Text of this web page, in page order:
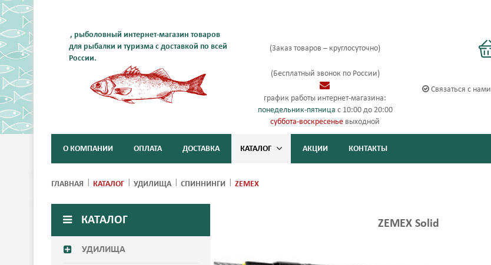
, рыболовный интернет-магазин товаров
для рыбалки и туризма с доставкой по всей
России.
(Заказ товаров – круглосуточно)
(Бесплатный звонок по России)
график работы интернет-магазина:
понедельник-пятница с 10:00 до 20:00
суббота-воскресенье выходной
Связаться с нами
О КОМПАНИИ ОПЛАТА ДОСТАВКА КАТАЛОГ АКЦИИ КОНТАКТЫ
ГЛАВНАЯ КАТАЛОГ УДИЛИЩА СПИННИНГИ ZEMEX
КАТАЛОГ
УДИЛИЩА
ZEMEX Solid